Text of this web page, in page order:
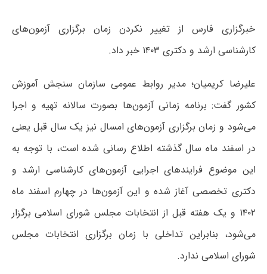
خبرگزاری فارس از تغییر نکردن زمان برگزاری آزمون‌های
کارشناسی ارشد و دکتری ۱۴۰۳ خبر داد.
علیرضا کریمیان؛ مدیر روابط عمومی سازمان سنجش آموزش
کشور گفت: برنامه زمانی آزمون‌ها بصورت سالانه تهیه و اجرا
می‌شود و زمان برگزاری آزمون‌های امسال نیز یک سال قبل یعنی
در اسفند ماه سال گذشته اطلاع رسانی شده است، با توجه به
این موضوع فرایندهای اجرایی آزمون‌های کارشناسی ارشد و
دکتری تخصصی آغاز شده و این آزمون‌ها در چهارم اسفند ماه
۱۴۰۲ و یک هفته قبل از انتخابات مجلس شورای اسلامی برگزار
می‌شود، بنابراین تداخلی با زمان برگزاری انتخابات مجلس
شورای اسلامی ندارد.